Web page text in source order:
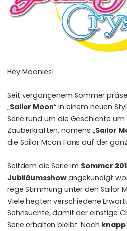
Hey Moonies!
Seit vergangenem Sommer
„Sailor Moon“ in einem neuen
Serie rund um die Geschichte
Zauberkräften, namens „Sailor
die Sailor Moon Fans auf der
Seitdem die Serie im Sommer
Jubiläumsshowangekündigt
rege Stimmung unter den Sailor
Viele hegten verschiedene
Sehnsüchte, damit der einstige
Serie erhalten bleibt. Nach